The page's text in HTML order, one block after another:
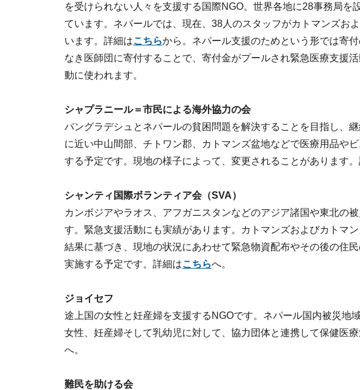
を受けられない人々を支援する国際NGO。世界各地に28事務局を
ています。ネパールでは、現在、38人のスタッフがカトマンズお
います。詳細はこちらから。ネパール支援のためという形では寄
なき医師団に寄付することで、寄付金がプールされ緊急医療支援
動に使われます。
シャプラニール＝市民による海外協力の会
バングラデシュとネパールの貧困問題を解決することを目指し、
に近い中山間部、チトワン郡、カトマンズ盆地などで医療用品や
する予定です。現地の様子によって、変更されることがあります
シャンティ国際ボランティア会（SVA）
カンボジアやラオス、アフガニスタンなどのアジア諸国や東北の
す。緊急支援活動にも実績があります。カトマンズおよびカトマ
結果に基づき、現地の状況にあわせて緊急物資配布やその後の住
実施する予定です。詳細はこちらへ。
ジョイセフ
途上国の女性と妊産婦を支援するNGOです。ネパール国内被災地
女性、妊産婦そして乳幼児に対して、協力団体と連携して保健医
へ。
難民を助ける会